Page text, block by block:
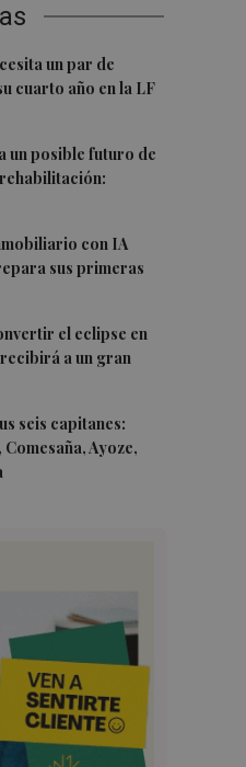
un par de
cuarto año en la LF
un posible futuro de
con IA
sus primeras
el eclipse en
a un gran
seis capitanes:
Ayoze,